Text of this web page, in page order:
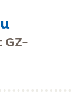
GZ-